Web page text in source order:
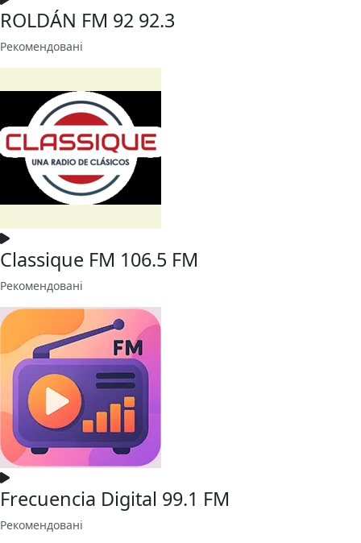
ROLDÁN FM 92 92.3
Рекомендовані
Classique FM 106.5 FM
Рекомендовані
Frecuencia Digital 99.1 FM
Рекомендовані